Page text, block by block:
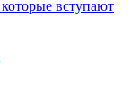
вступают